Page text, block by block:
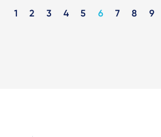
Pagination
1 2 3 4 5 6 7 8 9